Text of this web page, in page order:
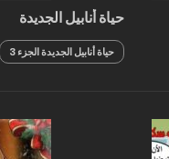
حياة أنابيل الجديدة
حياة أنابيل الجديدة الجزء 3